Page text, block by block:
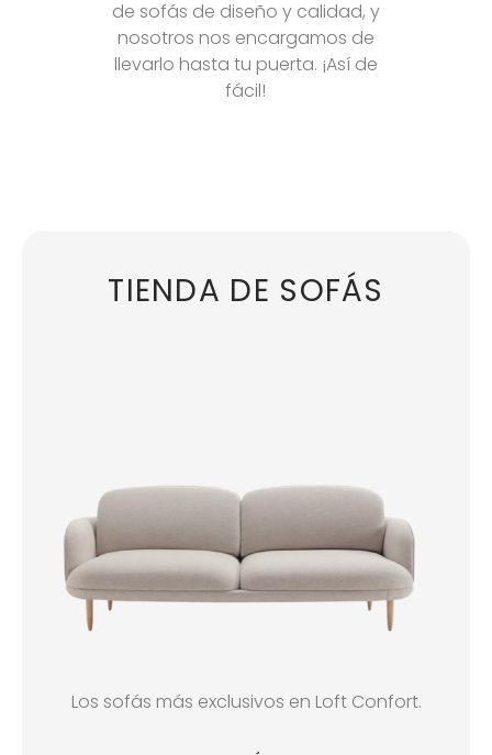
de sofás de diseño y calidad, y
nosotros nos encargamos de
llevarlo hasta tu puerta. ¡Así de
fácil!
TIENDA DE SOFÁS
Los sofás más exclusivos en Loft Confort.